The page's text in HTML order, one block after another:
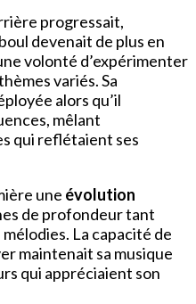
progressait,
devenait de plus en
volonté d’expérimenter
variés. Sa
alors qu’il
mêlant
qui reflétaient ses
une évolution
de profondeur tant
La capacité de
maintenait sa musique
qui appréciaient son